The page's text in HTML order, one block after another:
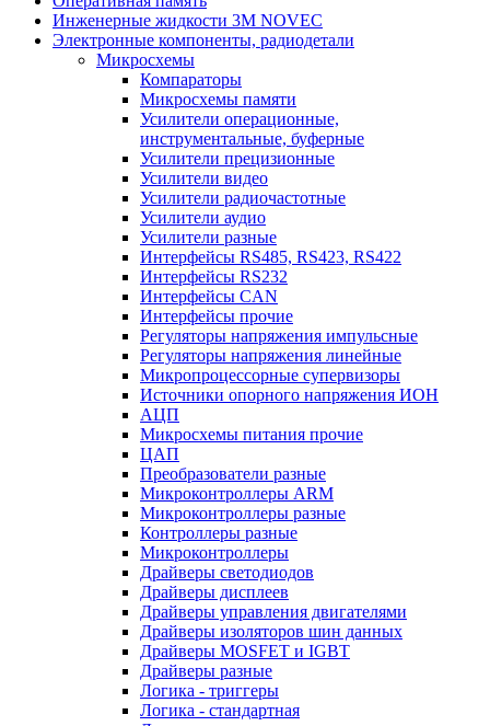
Инженерные жидкости 3M NOVEC
Электронные компоненты, радиодетали
Микросхемы
Компараторы
Микросхемы памяти
Усилители операционные,
инструментальные, буферные
Усилители прецизионные
Усилители видео
Усилители радиочастотные
Усилители аудио
Усилители разные
Интерфейсы RS485, RS423, RS422
Интерфейсы RS232
Интерфейсы CAN
Интерфейсы прочие
Регуляторы напряжения импульсные
Регуляторы напряжения линейные
Микропроцессорные супервизоры
Источники опорного напряжения ИОН
АЦП
Микросхемы питания прочие
ЦАП
Преобразователи разные
Микроконтроллеры ARM
Микроконтроллеры разные
Контроллеры разные
Микроконтроллеры
Драйверы светодиодов
Драйверы дисплеев
Драйверы управления двигателями
Драйверы изоляторов шин данных
Драйверы MOSFET и IGBT
Драйверы разные
Логика - триггеры
Логика - стандартная